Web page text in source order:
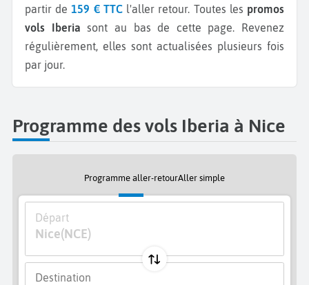
partir de159 € TTCl'aller retour. Toutes les promos
vols Iberia sont au bas de cette page. Revenez
régulièrement, elles sont actualisées plusieurs fois
par jour.
Programme des vols Iberia à Nice
Programme aller-retourAller simple
Départ
Nice(NCE)
Destination